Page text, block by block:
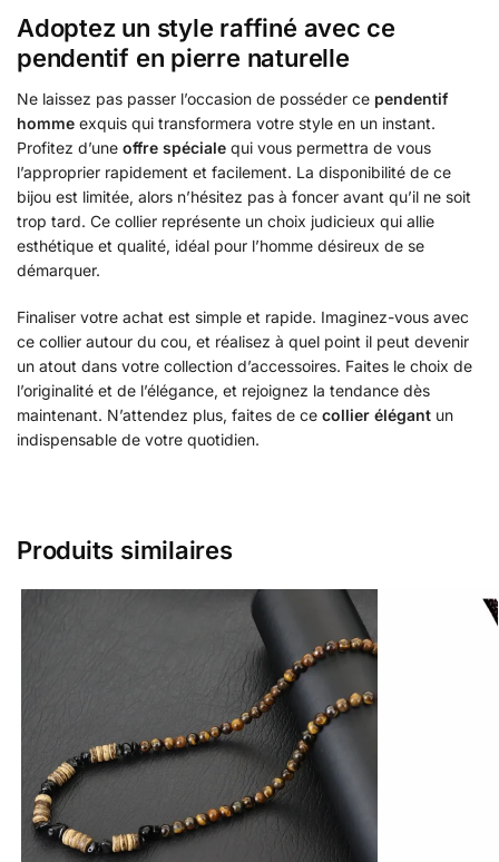
Adoptez un style raffiné avec ce
pendentif en pierre naturelle
Ne laissez pas passer l’occasion de posséder ce pendentif
homme exquis qui transformera votre style en un instant.
Profitez d’une offre spéciale qui vous permettra de vous
l’approprier rapidement et facilement. La disponibilité de ce
bijou est limitée, alors n’hésitez pas à foncer avant qu’il ne soit
trop tard. Ce collier représente un choix judicieux qui allie
esthétique et qualité, idéal pour l’homme désireux de se
démarquer.
Finaliser votre achat est simple et rapide. Imaginez-vous avec
ce collier autour du cou, et réalisez à quel point il peut devenir
un atout dans votre collection d’accessoires. Faites le choix de
l’originalité et de l’élégance, et rejoignez la tendance dès
maintenant. N’attendez plus, faites de ce collier élégant un
indispensable de votre quotidien.
Produits similaires